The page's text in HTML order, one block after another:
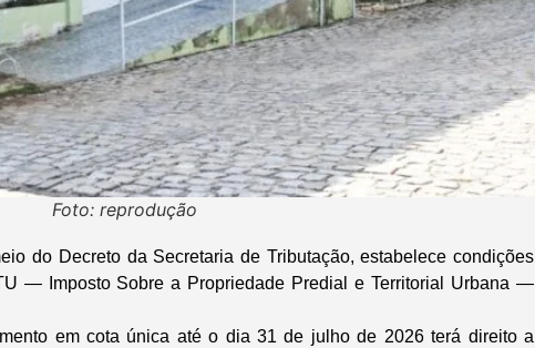
Foto: reprodução
do Decreto da Secretaria de Tributação, estabelece condições
— Imposto Sobre a Propriedade Predial e Territorial Urbana —
em cota única até o dia 31 de julho de 2026 terá direito a